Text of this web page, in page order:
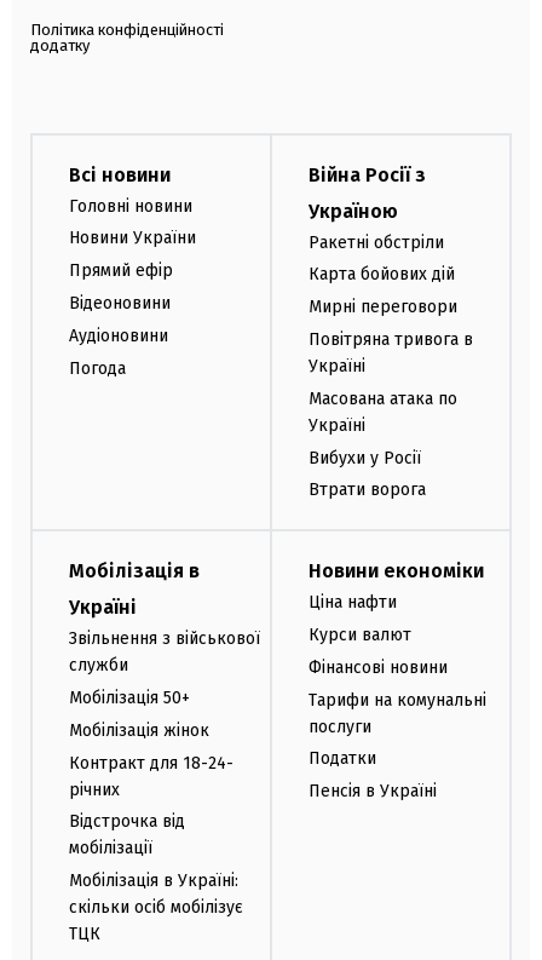
Політика конфіденційності
додатку
Всі новини
Головні новини
Новини України
Прямий ефір
Відеоновини
Аудіоновини
Погода
Війна Росії з
Україною
Ракетні обстріли
Карта бойових дій
Мирні переговори
Повітряна тривога в
Україні
Масована атака по
Україні
Вибухи у Росії
Втрати ворога
Мобілізація в
Україні
Звільнення з військової
служби
Мобілізація 50+
Мобілізація жінок
Контракт для 18-24-
річних
Відстрочка від
мобілізації
Мобілізація в Україні:
скільки осіб мобілізує
ТЦК
Новини економіки
Ціна нафти
Курси валют
Фінансові новини
Тарифи на комунальні
послуги
Податки
Пенсія в Україні